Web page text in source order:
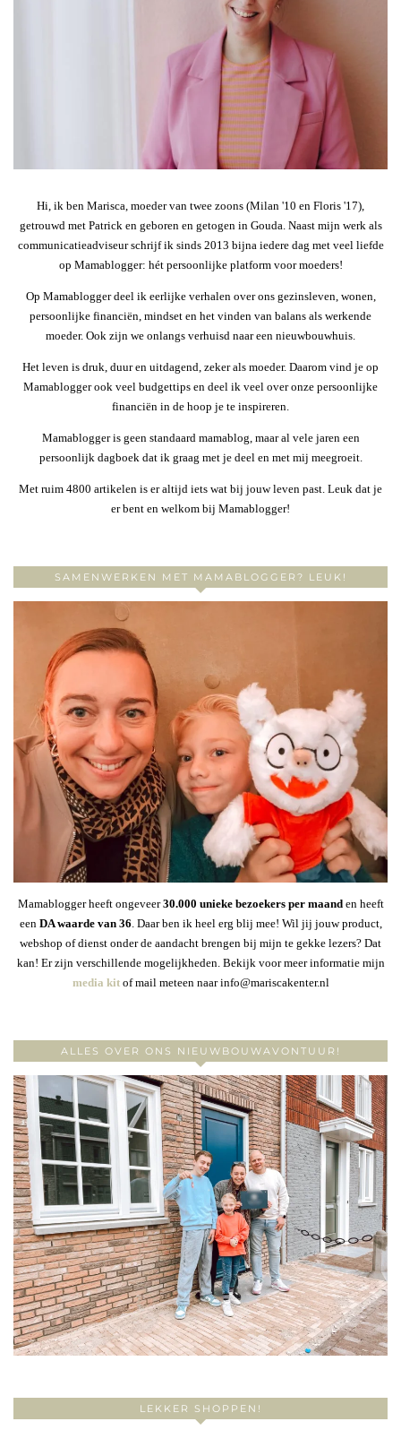
Hi, ik ben Marisca, moeder van twee zoons (Milan '10 en Floris '17),
getrouwd met Patrick en geboren en getogen in Gouda. Naast mijn werk als
communicatieadviseur schrijf ik sinds 2013 bijna iedere dag met veel liefde
op Mamablogger: hét persoonlijke platform voor moeders!
Op Mamablogger deel ik eerlijke verhalen over ons gezinsleven, wonen,
persoonlijke financiën, mindset en het vinden van balans als werkende
moeder. Ook zijn we onlangs verhuisd naar een nieuwbouwhuis.
Het leven is druk, duur en uitdagend, zeker als moeder. Daarom vind je op
Mamablogger ook veel budgettips en deel ik veel over onze persoonlijke
financiën in de hoop je te inspireren.
Mamablogger is geen standaard mamablog, maar al vele jaren een
persoonlijk dagboek dat ik graag met je deel en met mij meegroeit.
Met ruim 4800 artikelen is er altijd iets wat bij jouw leven past. Leuk dat je
er bent en welkom bij Mamablogger!
SAMENWERKEN MET MAMABLOGGER? LEUK!
Mamablogger heeft ongeveer30.000 unieke bezoekers per maanden heeft
een DA waarde van 36 . Daar ben ik heel erg blij mee! Wil jij jouw product,
webshop of dienst onder de aandacht brengen bij mijn te gekke lezers? Dat
kan! Er zijn verschillende mogelijkheden. Bekijk voor meer informatie mijn
media kitof mail meteen naar info@mariscakenter.nl
ALLES OVER ONS NIEUWBOUWAVONTUUR!
LEKKER SHOPPEN!